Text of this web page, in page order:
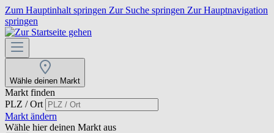
Zum Hauptinhalt springen Zur Suche springen Zur Hauptnavigation
springen
Wähle deinen Markt
Markt finden
PLZ / Ort
Markt ändern
Wähle hier deinen Markt aus